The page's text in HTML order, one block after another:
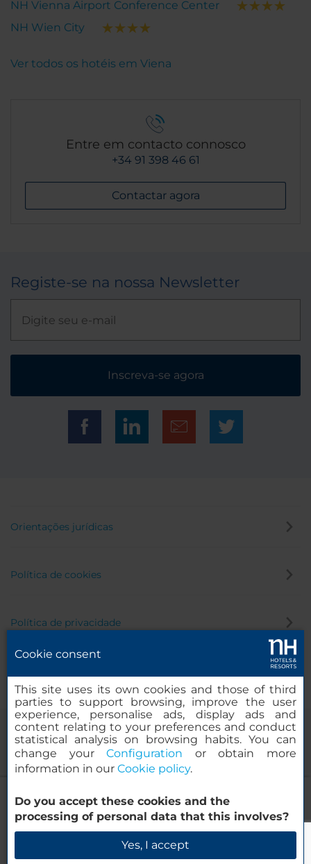
NH Wien Belvedere
Verificar disponibilidade
NH Vienna Airport Conference Center
NH Wien City
Ver todos os hotéis em Viena
Entre em contacto connosco
+34 91 398 46 61
Contactar agora
Registe-se na nossa Newsletter
Inscreva-se agora
Orientações jurídicas
Política de cookies
Política de privacidade
© 2000-2026 MINOR HOTELS EUROPE & AMERICAS Santa Engracia
120. 28003 Madrid, Espanha
Cookie consent
This site uses its own cookies and those of third
parties to support browsing, improve the user
experience, personalise ads, display ads and
content relating to your preferences and conduct
statistical analysis on browsing habits. You can
change yourConfiguration or obtain more
information in our Cookie policy.
Do you accept these cookies and the
processing of personal data that this involves?
Yes, I accept